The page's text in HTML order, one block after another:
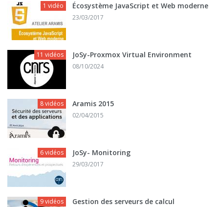
1 vidéo Écosystème JavaScript et Web moderne
23/03/2017
11 vidéos JoSy-Proxmox Virtual Environment
08/10/2024
8 vidéos Aramis 2015
02/04/2015
6 vidéos JoSy- Monitoring
29/03/2017
9 vidéos Gestion des serveurs de calcul